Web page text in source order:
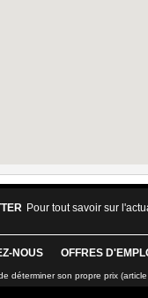
Pour tout savoir sur
NOUS OFFRES
déterminer son propre prix